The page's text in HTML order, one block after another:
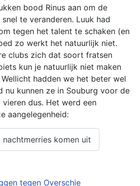
bood Rinus aan om de
te veranderen. Luuk had
tegen het talent te schaken (en
zo werkt het natuurlijk niet.
clubs zich dat soort fratsen
kun je natuurlijk niet maken
hadden we het beter wel
nu kunnen ze in Souburg voor de
dus. Het werd een
aangelegenheid:
nachtmerries komen uit
tegen Overschie